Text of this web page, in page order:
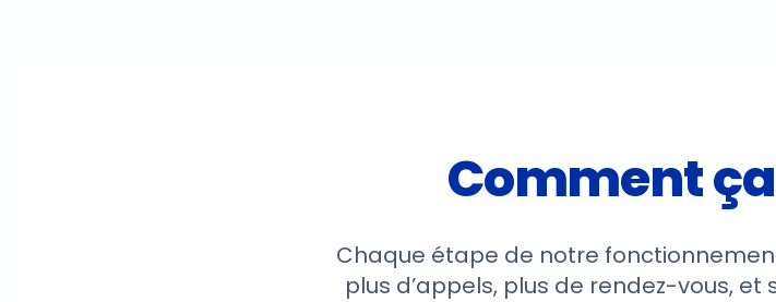
Comment ça
Chaque étape de notre
plus d’appels, plus de rendez-vous,